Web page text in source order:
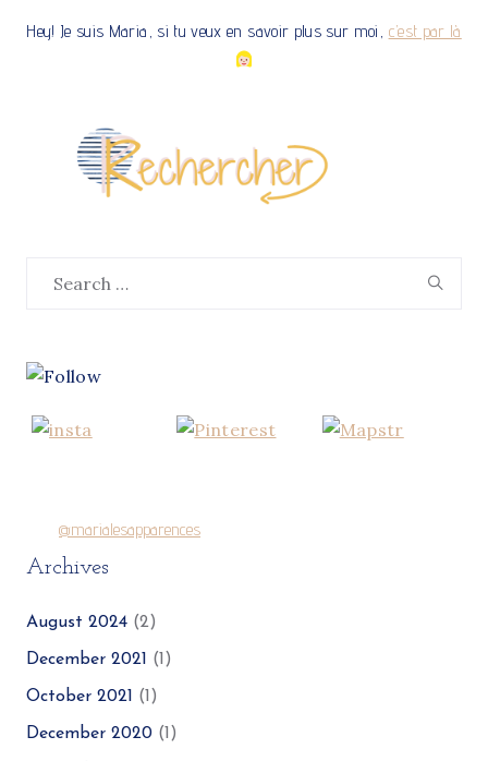
Hey! Je suis Maria, si tu veux en savoir plus sur moi, c’est par là
@marialesapparences
Archives
August 2024 (2)
December 2021 (1)
October 2021 (1)
December 2020 (1)